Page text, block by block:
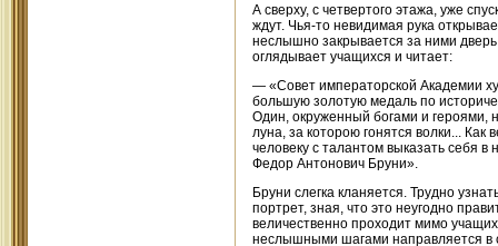
А сверху, с четвертого этажа, уже
ждут. Чья-то невидимая рука
неслышно закрывается за ними
оглядывает учащихся и читает:
— «Совет императорской Академии
большую золотую медаль по
Один, окруженный богами и героями,
луна, за которою гонятся волки...
человеку с талантом выказать себя
Федор Антонович Бруни».
Бруни слегка кланяется. Трудно
портрет, зная, что это неугодно
величественно проходит мимо
неслышными шагами направляется в